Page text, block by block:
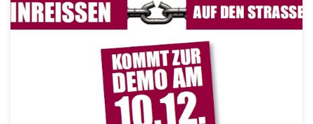
Aufruf des Netzwerks Konkrete Solidarität zur Demonstration am
10. Dezember 2015 Aufruf als PDF: AMHARISCH / ARABISCH /
DARI / ENGLISCH / FARSI / FRANZÖSISCH / […]